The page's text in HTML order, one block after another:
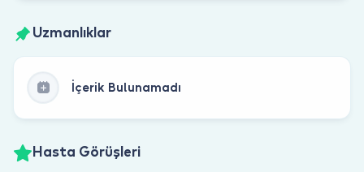
Uzmanlıklar
İçerik Bulunamadı
Hasta Görüşleri